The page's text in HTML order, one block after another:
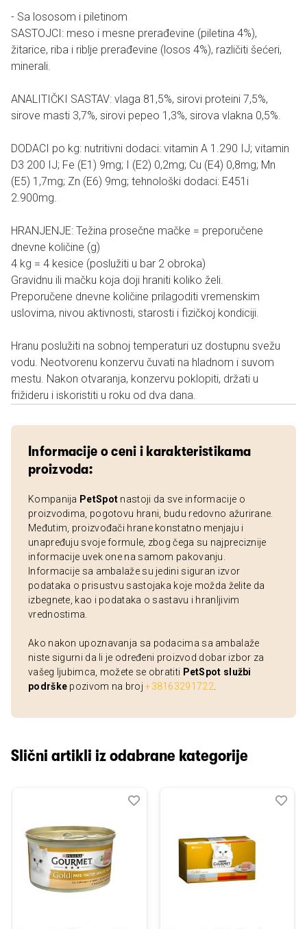
- Sa lososom i piletinom
SASTOJCI: meso i mesne prerađevine (piletina 4%),
žitarice, riba i riblje prerađevine (losos 4%), različiti šećeri,
minerali.
ANALITIČKI SASTAV: vlaga 81,5%, sirovi proteini 7,5%,
sirove masti 3,7%, sirovi pepeo 1,3%, sirova vlakna 0,5%.
DODACI po kg: nutritivni dodaci: vitamin A 1.290 IJ; vitamin
D3 200 IJ; Fe (E1) 9mg; I (E2) 0,2mg; Cu (E4) 0,8mg; Mn
(E5) 1,7mg; Zn (E6) 9mg; tehnološki dodaci: E451i
2.900mg.
HRANJENJE: Težina prosečne mačke = preporučene
dnevne količine (g)
4 kg = 4 kesice (poslužiti u bar 2 obroka)
Gravidnu ili mačku koja doji hraniti koliko želi.
Preporučene dnevne količine prilagoditi vremenskim
uslovima, nivou aktivnosti, starosti i fizičkoj kondiciji.
Hranu poslužiti na sobnoj temperaturi uz dostupnu svežu
vodu. Neotvorenu konzervu čuvati na hladnom i suvom
mestu. Nakon otvaranja, konzervu poklopiti, držati u
frižideru i iskoristiti u roku od dva dana.
Informacije o ceni i karakteristikama
proizvoda:
Kompanija PetSpot nastoji da sve informacije o
proizvodima, pogotovu hrani, budu redovno ažurirane.
Međutim, proizvođači hrane konstatno menjaju i
unapređuju svoje formule, zbog čega su najpreciznije
informacije uvek one na samom pakovanju.
Informacije sa ambalaže su jedini siguran izvor
podataka o prisustvu sastojaka koje možda želite da
izbegnete, kao i podataka o sastavu i hranljivim
vrednostima.
Ako nakon upoznavanja sa podacima sa ambalaže
niste sigurni da li je određeni proizvod dobar izbor za
vašeg ljubimca, možete se obratiti PetSpot službi
podrške pozivom na broj+38163291722
Slični artikli iz odabrane kategorije
Dodaj
Uporedi